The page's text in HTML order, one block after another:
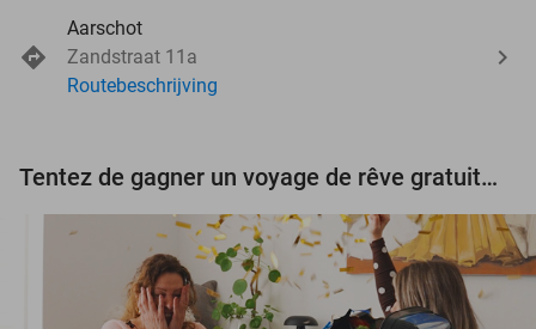
Aarschot
Zandstraat 11a
Routebeschrijving
Tentez de gagner un voyage de rêve gratuit d'une valeur de 3.000 € !